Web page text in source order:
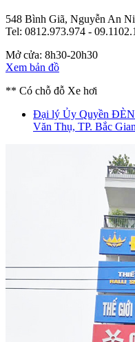
548 Bình Giã, Nguyễn An
Tel: 0812.973.974 -
Mở cửa: 8h30-20h30
Xem bản đồ
** Có chỗ đỗ Xe hơi
Đại lý Ủy Quyền
Văn Thụ, TP. Bắc